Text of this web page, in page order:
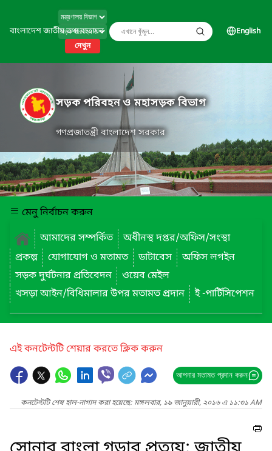
বাংলাদেশ জাতীয় তথ্য বাতায়ন
দেখুন
English
সড়ক পরিবহন ও মহাসড়ক বিভাগ
গণপ্রজাতন্ত্রী বাংলাদেশ সরকার
মেনু নির্বাচন করুন
আমাদের সম্পর্কিত
অধীনস্থ দপ্তর/অফিস/সংস্থা
প্রকল্প
যোগাযোগ ও মতামত ডাটাবেস
অফিস লগইন
সড়ক দুর্ঘটনার প্রতিবেদন
ওয়েব মেইল
খসড়া আইন/বিধিমালার উপর মতামত প্রদান
ই -পার্টিসিপেশন
এই কনটেন্টটি শেয়ার করতে ক্লিক করুন
আপনার মতামত প্রদান করুন
কনটেন্টটি শেষ হাল-নাগাদ করা হয়েছে: মঙ্গলবার, ১৯ জানুয়ারী, ২০১৬ এ ১১:৩১ AM